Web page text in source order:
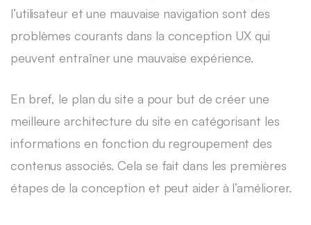
l’utilisateur et une mauvaise navigation sont des
problèmes courants dans la conception UX qui
peuvent entraîner une mauvaise expérience.
En bref, le plan du site a pour but de créer une
meilleure architecture du site en catégorisant les
informations en fonction du regroupement des
contenus associés. Cela se fait dans les premières
étapes de la conception et peut aider à l’améliorer.